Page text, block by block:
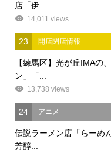
店「伊...
14,011 views
23 開店閉店情報
【練馬区】光が丘IMAの
ン」「...
13,738 views
24 アニメ
伝説ラーメン店「らーめ
芳醇...